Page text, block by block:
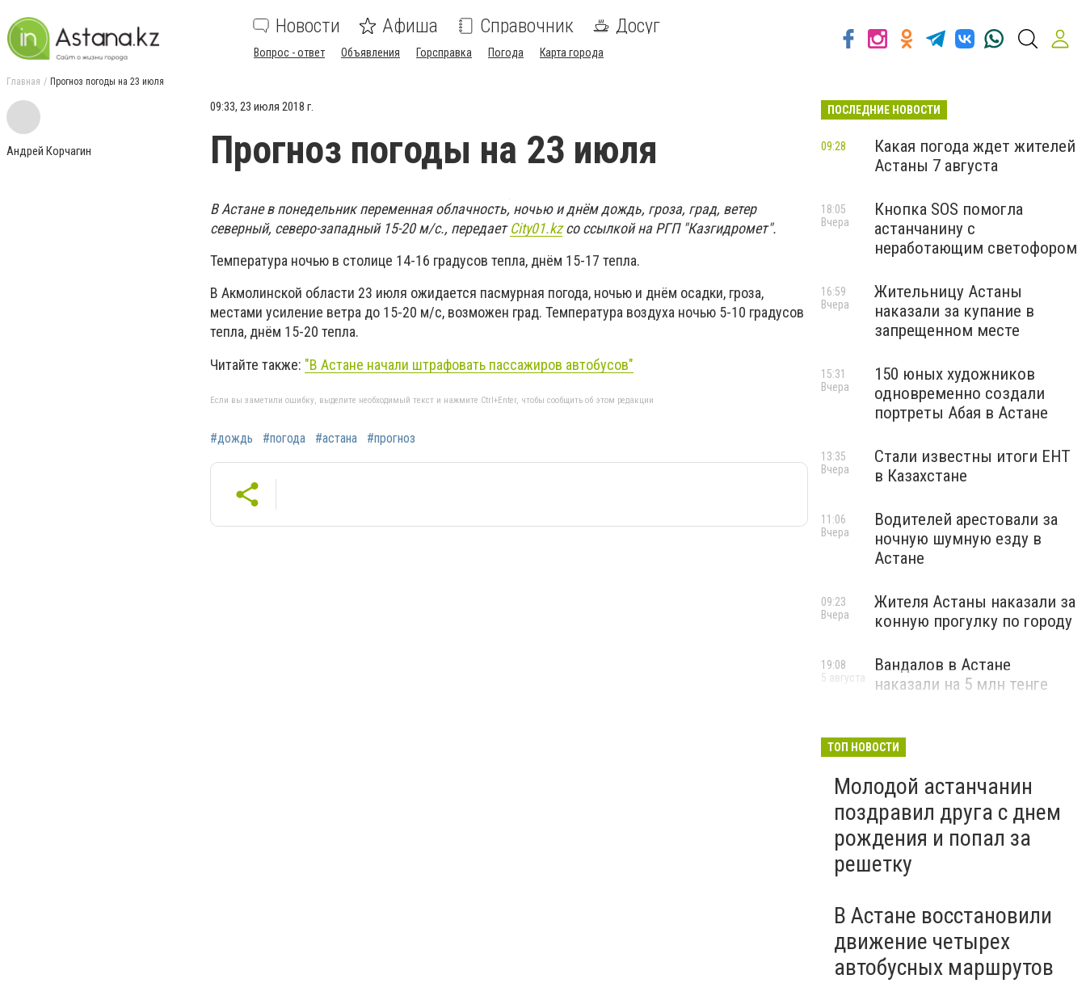
Новости Афиша Справочник Досуг
Вопрос - ответ Объявления Горсправка Погода Карта города
Главная Прогноз погоды на 23 июля
Андрей Корчагин
09:33, 23 июля 2018 г.
Прогноз погоды на 23 июля
В Астане в понедельник переменная облачность, ночью и днём дождь, гроза, град, ветер
северный, северо-западный 15-20 м/с., передаетCity01.kzсо ссылкой на РГП "Казгидромет".
Температура ночью в столице 14-16 градусов тепла, днём 15-17 тепла.
В Акмолинской области 23 июля ожидается пасмурная погода, ночью и днём осадки, гроза,
местами усиление ветра до 15-20 м/с, возможен град. Температура воздуха ночью 5-10 градусов
тепла, днём 15-20 тепла.
Читайте также: "В Астане начали штрафовать пассажиров автобусов"
Если вы заметили ошибку, выделите необходимый текст и нажмите Ctrl+Enter, чтобы сообщить об этом редакции
#дождь #погода #астана #прогноз
ПОСЛЕДНИЕ НОВОСТИ
Какая погода ждет жителей
Астаны 7 августа
09:28
Кнопка SOS помогла
астанчанину с
неработающим светофором
18:05
Вчера
Жительницу Астаны
наказали за купание в
запрещенном месте
16:59
Вчера
150 юных художников
одновременно создали
портреты Абая в Астане
15:31
Вчера
Стали известны итоги ЕНТ
в Казахстане
13:35
Вчера
Водителей арестовали за
ночную шумную езду в
Астане
11:06
Вчера
Жителя Астаны наказали за
конную прогулку по городу
09:23
Вчера
Вандалов в Астане
наказали на 5 млн тенге
19:08
5 августа
ТОП НОВОСТИ
Молодой астанчанин
поздравил друга с днем
рождения и попал за
решетку
В Астане восстановили
движение четырех
автобусных маршрутов